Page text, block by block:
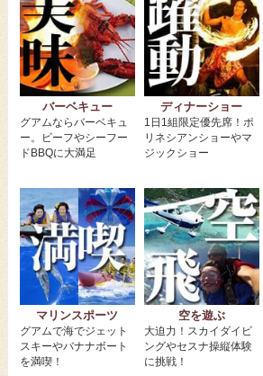
バーベキュー
グアムならバーベキュ
ー。ビーフやシーフー
ドBBQに大満足
ディナーショー
1日1組限定優先席！ポ
リネシアンショーやマ
ジックショー
マリンスポーツ
グアムで海でジェット
スキーやバナナボート
を満喫！
空を遊ぶ
大迫力！スカイダイビ
ングやセスナ操縦体験
に挑戦！